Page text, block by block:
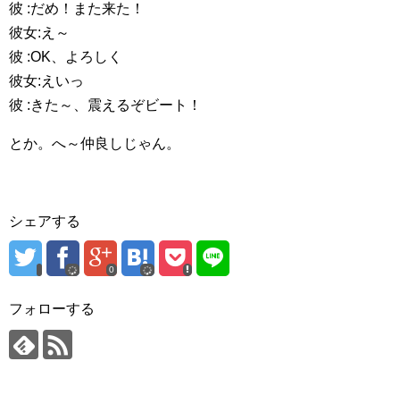
彼 :だめ！また来た！
彼女:え～
彼 :OK、よろしく
彼女:えいっ
彼 :きた～、震えるぞビート！
とか。へ～仲良しじゃん。
シェアする
0
フォローする